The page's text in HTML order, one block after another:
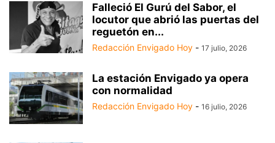
Falleció El Gurú del Sabor, el
locutor que abrió las puertas del
reguetón en...
Redacción Envigado Hoy - 17 julio, 2026
La estación Envigado ya opera
con normalidad
Redacción Envigado Hoy - 16 julio, 2026